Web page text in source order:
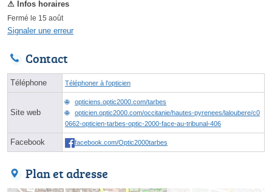
Fermé le 15 août
Signaler une erreur
Contact
Téléphone Téléphoner à l'opticien
Site web
opticiens.optic2000.com/tarbes
opticien.optic2000.com/occitanie/hautes-pyrenees/laloubere/c0
0662-opticien-tarbes-optic-2000-face-au-tribunal-406
Facebook facebook.com/Optic2000tarbes
Plan et adresse